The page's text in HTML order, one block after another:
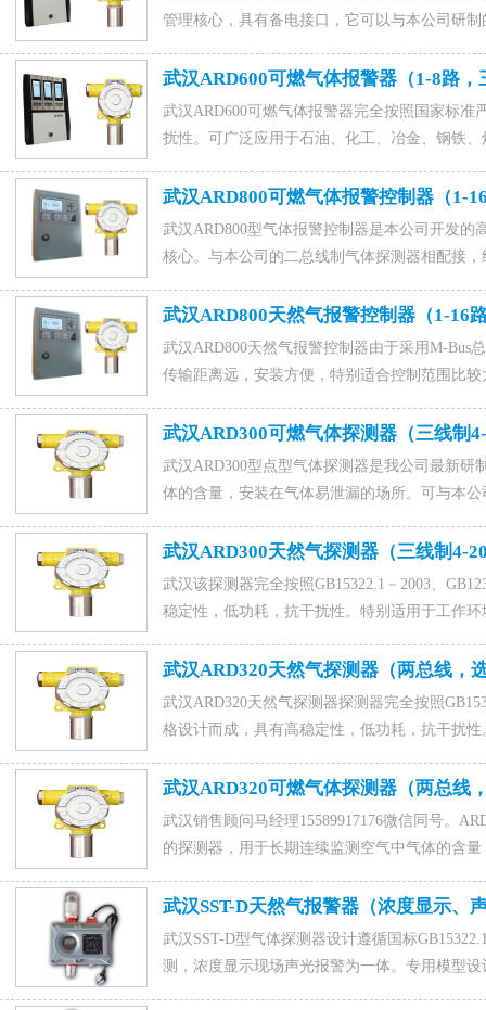
管理核心，具有备电接口，它可以与本公司研
二次（或DCS）仪表。咨询天然气报警器、天
电话15589917176(微信同号)，0531-88022229，
武汉ARD600可燃气体报警器（1-8路，
武汉ARD600可燃气体报警器完全按照国家标
扰性。可广泛应用于石油、化工、冶金、钢铁
号)，0531-88022229，QQ：1015828054，联系
武汉ARD800可燃气体报警控制器​（1-
武汉ARD800型气体报警控制器是本公司开发
核心。与本公司的二总线制气体探测器相配接
武汉ARD800天然气报警控制器​（1-16
武汉ARD800天然气报警控制器由于采用M-Bus
传输距离远，安装方便，特别适合控制范围比
器材有限公司,联系电话15589917176(微信同号
理。
武汉ARD300可燃气体探测器（三线制
武汉ARD300型点型气体探测器是我公司最新
体的含量，安装在气体易泄漏的场所。可与本
15589917176(微信同号),0531-88022229,QQ：
武汉ARD300天然气探测器（三线制4-
武汉该探测器完全按照GB15322.1－2003、
稳定性，低功耗，抗干扰性。特别适用于工作
限公司,联系电话15589917176(微信同号),0531-
武汉ARD320天然气探测器（两总线，
武汉ARD320天然气探测器探测器完全按照
格设计而成，具有高稳定性，低功耗，抗干扰
济南聚鑫安防器材有限公司,联系电话
1015828054，联系人马经理。
武汉ARD320可燃气体探测器（两总线
武汉销售顾问马经理15589917176微信同号。
的探测器，用于长期连续监测空气中气体的含
武汉SST-D天然气报警器（浓度显示、
武汉SST-D型气体探测器设计遵循国标
测，浓度显示现场声光报警为一体。专用模型